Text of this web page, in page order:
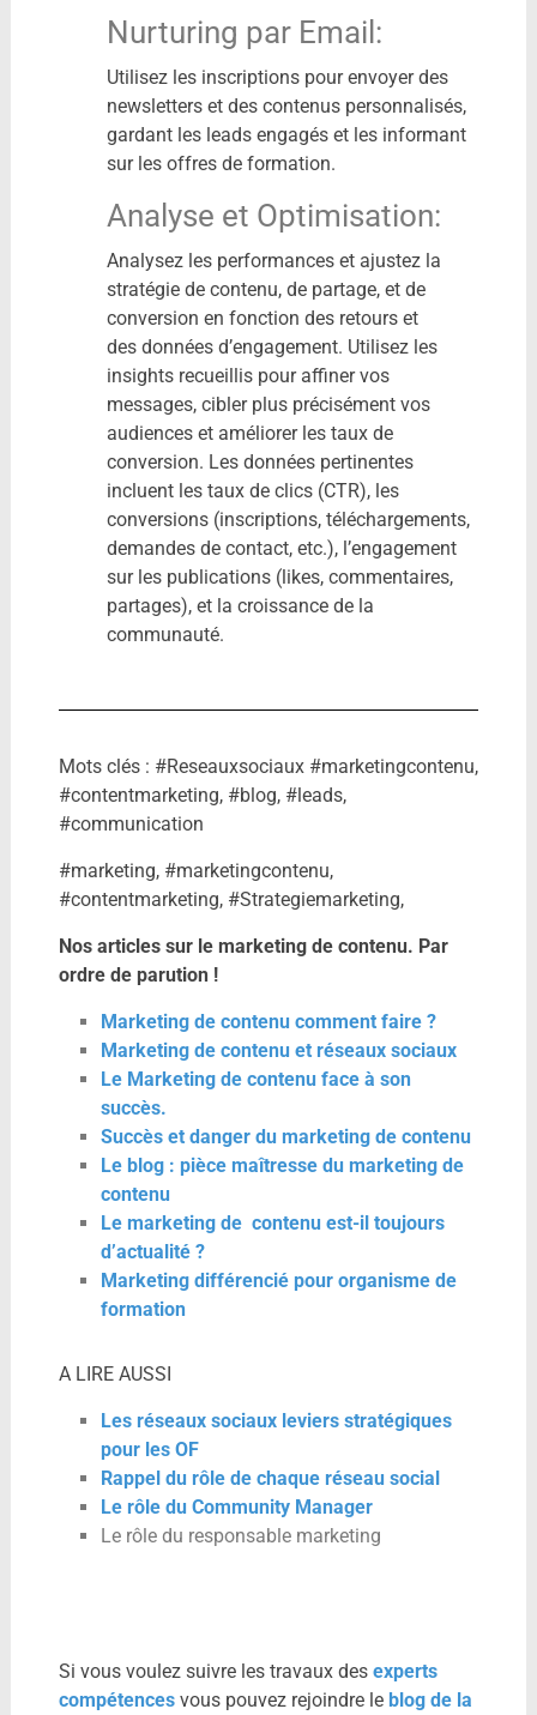
Nurturing par Email:
Utilisez les inscriptions pour envoyer des
newsletters et des contenus personnalisés,
gardant les leads engagés et les informant
sur les offres de formation.
Analyse et Optimisation:
Analysez les performances et ajustez la
stratégie de contenu, de partage, et de
conversion en fonction des retours et
des données d’engagement. Utilisez les
insights recueillis pour affiner vos
messages, cibler plus précisément vos
audiences et améliorer les taux de
conversion. Les données pertinentes
incluent les taux de clics (CTR), les
conversions (inscriptions, téléchargements,
demandes de contact, etc.), l’engagement
sur les publications (likes, commentaires,
partages), et la croissance de la
communauté.
Mots clés : #Reseauxsociaux #marketingcontenu,
#contentmarketing, #blog, #leads,
#communication
#marketing, #marketingcontenu,
#contentmarketing, #Strategiemarketing,
Nos articles sur le marketing de contenu. Par
ordre de parution !
Marketing de contenu comment faire ?
Marketing de contenu et réseaux sociaux
Le Marketing de contenu face à son
succès.
Succès et danger du marketing de contenu
Le blog : pièce maîtresse du marketing de
contenu
Le marketing de contenu est-il toujours
d’actualité ?
Marketing différencié pour organisme de
formation
A LIRE AUSSI
Les réseaux sociaux leviers stratégiques
pour les OF
Rappel du rôle de chaque réseau social
Le rôle du Community Manager
Le rôle du responsable marketing
Si vous voulez suivre les travaux des experts
compétencesvous pouvez rejoindre le blog de la